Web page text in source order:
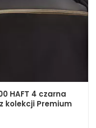
HAFT 4 czarna
kolekcji Premium